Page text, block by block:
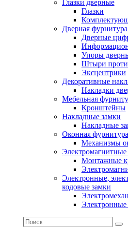
Глазки дверные
Глазки
Дверная фурнитура
Дверные
Упоры
Штыри
Эксцентрики
Декоративные
Накладки
Мебельная
Кронштейны
Накладные замки
Накладные
Оконная фурнитура
Механизмы
Электромагнитные
Монтажные
Электронные,
кодовые замки
Электронные